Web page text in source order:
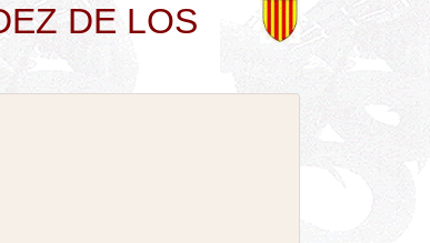
DE LOS